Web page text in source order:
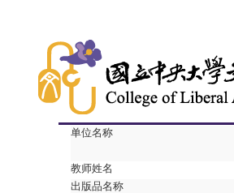
单位名称
教师姓名
出版品名称